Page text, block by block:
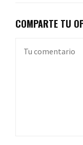
COMPARTE TU